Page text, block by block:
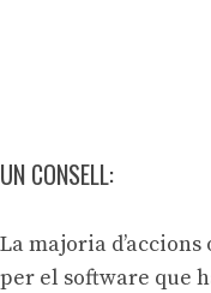
UN CONSELL:
La majoria
per el software que